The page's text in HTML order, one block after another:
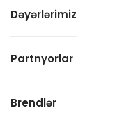
Dəyərlərimiz
Partnyorlar
Brendlər